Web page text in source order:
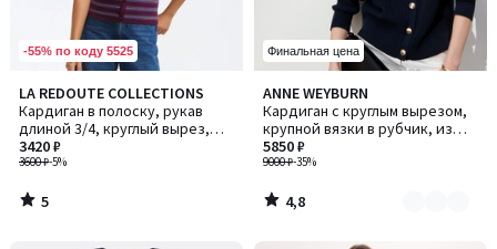
-55% по коду 5525
LA REDOUTE COLLECTIONS
Кардиган в полоску, рукав
длиной 3/4, круглый вырез,
тонкая вязка, застежка на
пуговицы
3600 ₽-5%
3420 ₽
5
/
5
5
/
Финальная цена
ANNE WEYBURN
Кардиган с круглым вырезом,
крупной вязки в рубчик, из
чистого хлопка, на пуговицах
9000 ₽-35%
5850 ₽
4,8
/ 5
Количество
цветов:
2
4,8
/